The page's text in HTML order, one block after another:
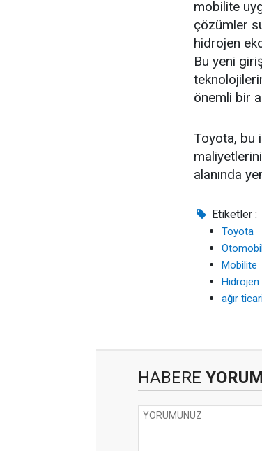
mobilite
çözümler
hidrojen
Bu yeni
önemli bir
Toyota, bu
alanında
Etiketler :
Toyota
Mobilite
Hidrojen
ağır
HABERE